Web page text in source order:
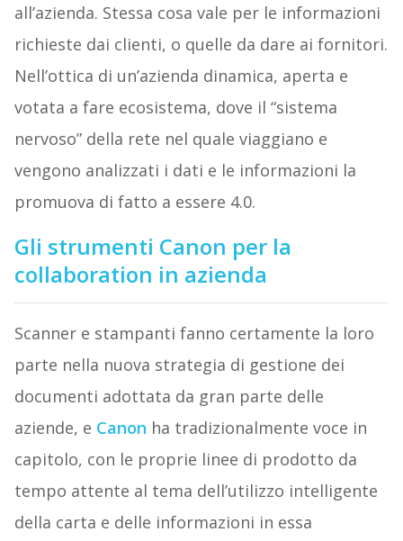
all’azienda. Stessa cosa vale per le informazioni
richieste dai clienti, o quelle da dare ai fornitori.
Nell’ottica di un’azienda dinamica, aperta e
votata a fare ecosistema, dove il “sistema
nervoso” della rete nel quale viaggiano e
vengono analizzati i dati e le informazioni la
promuova di fatto a essere 4.0.
Gli strumenti Canon per la
collaboration in azienda
Scanner e stampanti fanno certamente la loro
parte nella nuova strategia di gestione dei
documenti adottata da gran parte delle
aziende, e Canon ha tradizionalmente voce in
capitolo, con le proprie linee di prodotto da
tempo attente al tema dell’utilizzo intelligente
della carta e delle informazioni in essa